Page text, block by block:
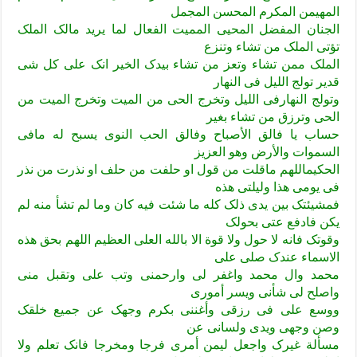
المهیمن المکرم المحسن المجمل
الجنان المفضل المحیی الممیت الفعال لما یرید مالک الملک
تؤتی الملک من تشاء وتنزع
الملک ممن تشاء وتعز من تشاء بیدک الخیر انک علی کل شی
قدیر تولج اللیل فی النهار
وتولج النهارفی اللیل وتخرج الحی من المیت وتخرج المیت من
الحی وترزق من تشاء بغیر
حساب یا فالق الأصباح وفالق الحب النوی یسبح له مافی
السموات والأرض وهو العزیز
الحکیماللهم ماقلت من قول او حلفت من حلف او نذرت من نذر
فی یومی هذا ولیلتی هذه
فمشیئتک بین یدی ذلک کله ما شئت فیه کان وما لم تشأ منه لم
یکن فادفع عتی بحولک
وقوتک فانه لا حول ولا قوة الا بالله العلی العظیم اللهم بحق هذه
الاسماء عندک صلی علی
محمد وال محمد واغفر لی وارحمنی وتب علی وتقبل منی
واصلح لی شأنی ویسر أموری
ووسع علی فی رزقی وأغننی بکرم وجهک عن جمیع خلقک
وصن وجهی ویدی ولسانی عن
مسألة غیرک واجعل لیمن أمری فرجا ومخرجا فانک تعلم ولا